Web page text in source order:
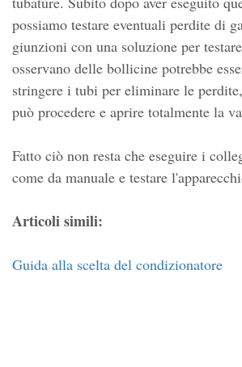
possiamo testare eventuali perdite di
giunzioni con una soluzione per
osservano delle bollicine potrebbe
stringere i tubi per eliminare le
può procedere e aprire totalmente la
Fatto ciò non resta che eseguire i
come da manuale e testare
Articoli simili:
Guida alla scelta del condizionatore